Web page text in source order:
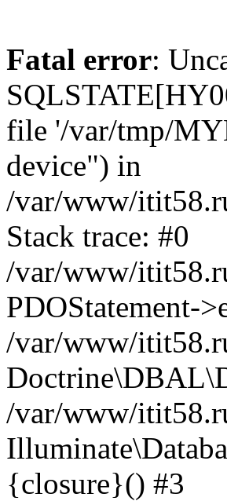
Fatal error:
file '/var/tmp/
device") in
/var/www/
Stack trace: #0
/var/www/
PDOStatement-
/var/www/
/var/www/
{closure}() #3